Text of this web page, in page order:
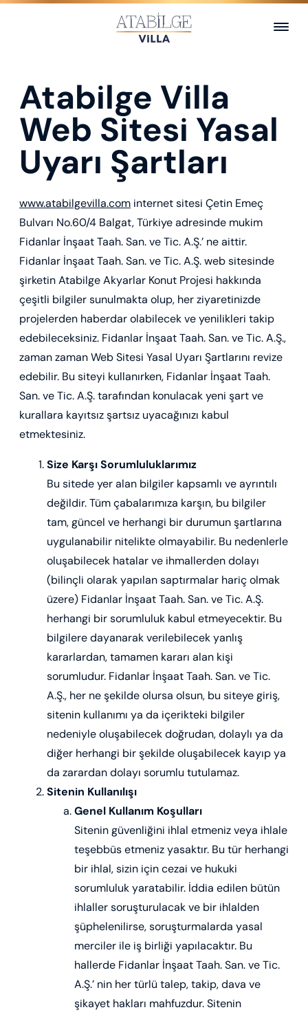
PROJE
MİMARIN SUNUMU
VAZİYET PLANI
VİLLA TİPLERİ
GALERİ
KURUMSAL
İLETİŞİM
Atabilge Villa
Web Sitesi Yasal
Uyarı Şartları
www.atabilgevilla.com internet sitesi Çetin Emeç
Bulvarı No.60/4 Balgat, Türkiye adresinde mukim
Fidanlar İnşaat Taah. San. ve Tic. A.Ş.’ ne aittir.
Fidanlar İnşaat Taah. San. ve Tic. A.Ş. web sitesinde
şirketin Atabilge Akyarlar Konut Projesi hakkında
çeşitli bilgiler sunulmakta olup, her ziyaretinizde
projelerden haberdar olabilecek ve yenilikleri takip
edebileceksiniz. Fidanlar İnşaat Taah. San. ve Tic. A.Ş.,
zaman zaman Web Sitesi Yasal Uyarı Şartlarını revize
edebilir. Bu siteyi kullanırken, Fidanlar İnşaat Taah.
San. ve Tic. A.Ş. tarafından konulacak yeni şart ve
kurallara kayıtsız şartsız uyacağınızı kabul
etmektesiniz.
Size Karşı Sorumluluklarımız
Bu sitede yer alan bilgiler kapsamlı ve ayrıntılı
değildir. Tüm çabalarımıza karşın, bu bilgiler
tam, güncel ve herhangi bir durumun şartlarına
uygulanabilir nitelikte olmayabilir. Bu nedenlerle
oluşabilecek hatalar ve ihmallerden dolayı
(bilinçli olarak yapılan saptırmalar hariç olmak
üzere) Fidanlar İnşaat Taah. San. ve Tic. A.Ş.
herhangi bir sorumluluk kabul etmeyecektir. Bu
bilgilere dayanarak verilebilecek yanlış
kararlardan, tamamen kararı alan kişi
sorumludur. Fidanlar İnşaat Taah. San. ve Tic.
A.Ş., her ne şekilde olursa olsun, bu siteye giriş,
sitenin kullanımı ya da içerikteki bilgiler
nedeniyle oluşabilecek doğrudan, dolaylı ya da
diğer herhangi bir şekilde oluşabilecek kayıp ya
da zarardan dolayı sorumlu tutulamaz.
Sitenin Kullanılışı
Genel Kullanım Koşulları
Sitenin güvenliğini ihlal etmeniz veya ihlale
teşebbüs etmeniz yasaktır. Bu tür herhangi
bir ihlal, sizin için cezai ve hukuki
sorumluluk yaratabilir. İddia edilen bütün
ihlaller soruşturulacak ve bir ihlalden
şüphelenilirse, soruşturmalarda yasal
merciler ile iş birliği yapılacaktır. Bu
hallerde Fidanlar İnşaat Taah. San. ve Tic.
A.Ş.’ nin her türlü talep, takip, dava ve
şikayet hakları mahfuzdur. Sitenin